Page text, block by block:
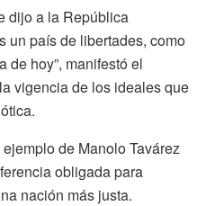
dijo a la República
un país de libertades, como
de hoy”, manifestó el
vigencia de los ideales que
de Manolo Tavárez
obligada para
nación más justa.